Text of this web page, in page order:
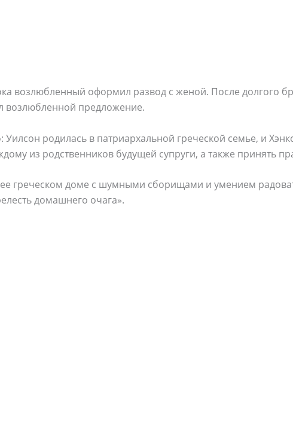
возлюбленный оформил развод с женой. После долгого
возлюбленной предложение.
Уилсон родилась в патриархальной греческой семье, и
из родственников будущей супруги, а также принять
греческом доме с шумными сборищами и умением
домашнего очага».